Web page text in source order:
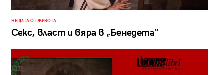
НЕЩАТА ОТ ЖИВОТА
Секс, власт и вяра в „Бенедета“